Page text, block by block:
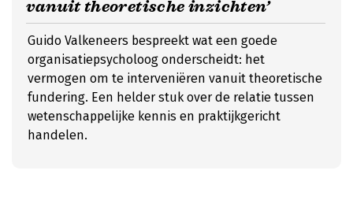
vanuit theoretische inzichten’
Guido Valkeneers bespreekt wat een goede
organisatiepsycholoog onderscheidt: het
vermogen om te interveniëren vanuit theoretische
fundering. Een helder stuk over de relatie tussen
wetenschappelijke kennis en praktijkgericht
handelen.